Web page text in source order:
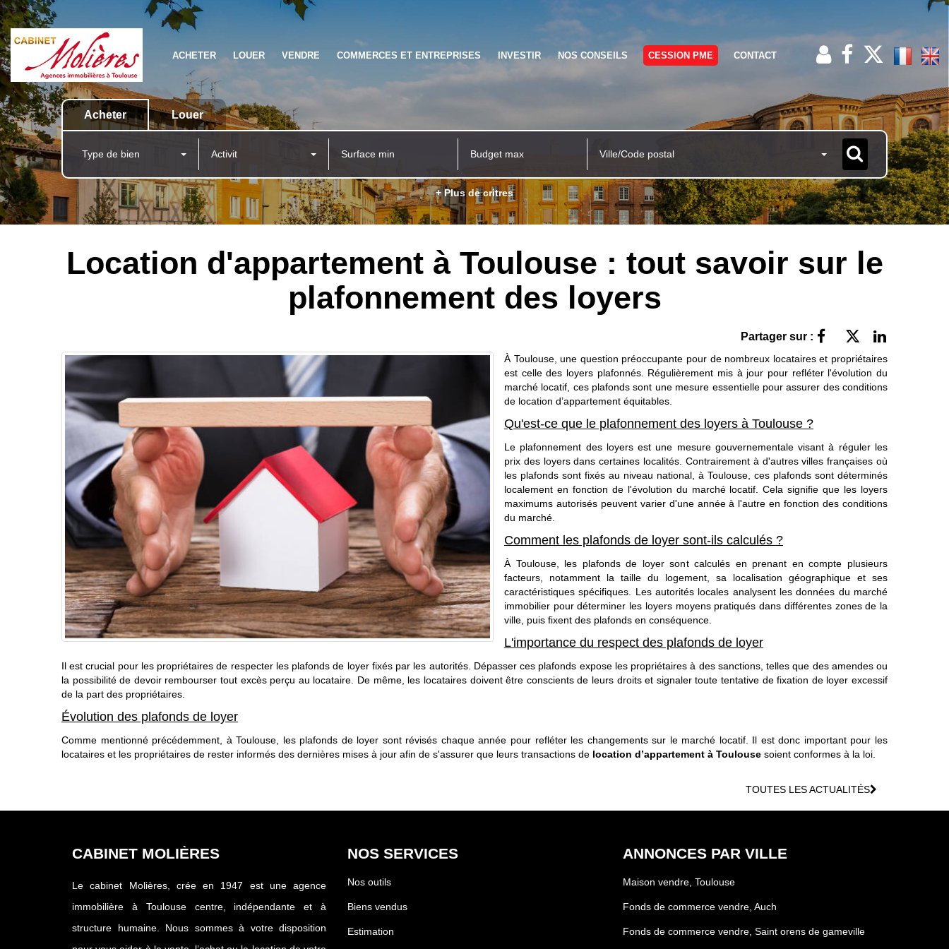
ACHETER LOUER VENDRE COMMERCES ET ENTREPRISES INVESTIR NOS CONSEILS CESSION PME CONTACT
Acheter Louer
Type de bien Activit Ville/Code postal
+ Plus de critres
Location d'appartement à Toulouse : tout savoir sur le
plafonnement des loyers
Partager sur :
À Toulouse, une question préoccupante pour de nombreux locataires et propriétaires
est celle des loyers plafonnés. Régulièrement mis à jour pour refléter l'évolution du
marché locatif, ces plafonds sont une mesure essentielle pour assurer des conditions
de location d’appartement équitables.
Qu'est-ce que le plafonnement des loyers à Toulouse ?
Le plafonnement des loyers est une mesure gouvernementale visant à réguler les
prix des loyers dans certaines localités. Contrairement à d'autres villes françaises où
les plafonds sont fixés au niveau national, à Toulouse, ces plafonds sont déterminés
localement en fonction de l'évolution du marché locatif. Cela signifie que les loyers
maximums autorisés peuvent varier d'une année à l'autre en fonction des conditions
du marché.
Comment les plafonds de loyer sont-ils calculés ?
À Toulouse, les plafonds de loyer sont calculés en prenant en compte plusieurs
facteurs, notamment la taille du logement, sa localisation géographique et ses
caractéristiques spécifiques. Les autorités locales analysent les données du marché
immobilier pour déterminer les loyers moyens pratiqués dans différentes zones de la
ville, puis fixent des plafonds en conséquence.
L'importance du respect des plafonds de loyer
Il est crucial pour les propriétaires de respecter les plafonds de loyer fixés par les autorités. Dépasser ces plafonds expose les propriétaires à des sanctions, telles que des amendes ou
la possibilité de devoir rembourser tout excès perçu au locataire. De même, les locataires doivent être conscients de leurs droits et signaler toute tentative de fixation de loyer excessif
de la part des propriétaires.
Évolution des plafonds de loyer
Comme mentionné précédemment, à Toulouse, les plafonds de loyer sont révisés chaque année pour refléter les changements sur le marché locatif. Il est donc important pour les
locataires et les propriétaires de rester informés des dernières mises à jour afin de s'assurer que leurs transactions de location d’appartement à Toulouse soient conformes à la loi.
TOUTES LES ACTUALITÉS
CABINET MOLIÈRES
Le cabinet Molières, crée en 1947 est une agence
immobilière à Toulouse centre, indépendante et à
structure humaine. Nous sommes à votre disposition
NOS SERVICES
Nos outils
Biens vendus
Estimation
ANNONCES PAR VILLE
Maison vendre, Toulouse
Fonds de commerce vendre, Auch
Fonds de commerce vendre, Saint orens de gameville